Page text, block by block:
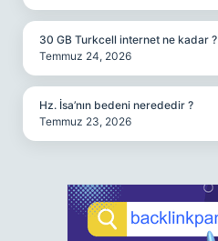
30 GB Turkcell internet ne kadar ?
Temmuz 24, 2026
Hz. İsa’nın bedeni nerededir ?
Temmuz 23, 2026